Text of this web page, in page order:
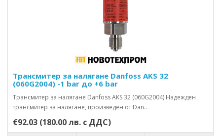
Трансмитер за налягане Danfoss AKS 32
(060G2004) -1 bar до +6 bar
Трансмитер за налягане Danfoss AKS 32 (060G2004) Надежден
трансмитер за налягане, произведен от Dan..
€92.03 (180.00 лв. с ДДС)